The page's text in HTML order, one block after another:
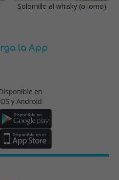
Solomillo al whisky (o lomo)
la App